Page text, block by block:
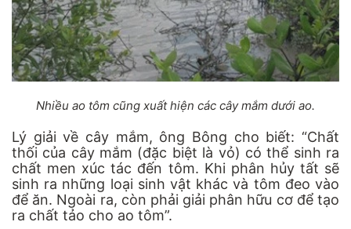
Nhiều ao tôm cũng xuất hiện các cây mắm dưới ao.
Lý giải về cây mắm, ông Bông cho biết: “Chất
thối của cây mắm (đặc biệt là vỏ) có thể sinh ra
chất men xúc tác đến tôm. Khi phân hủy tất sẽ
sinh ra những loại sinh vật khác và tôm đeo vào
để ăn. Ngoài ra, còn phải giải phân hữu cơ để tạo
ra chất tảo cho ao tôm”.